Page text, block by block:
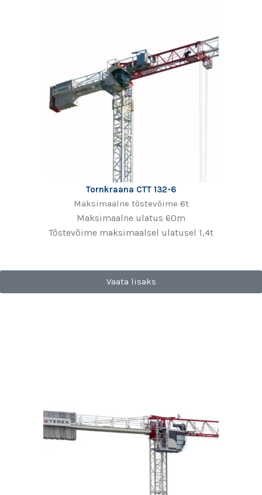
Tornkraana CTT 132-6
Maksimaalne tõstevõime 6t
Maksimaalne ulatus 60m
Tõstevõime maksimaalsel ulatusel 1,4t
Vaata lisaks